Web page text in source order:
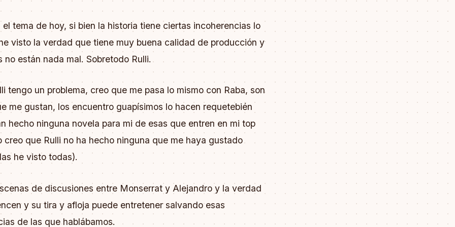
el tema de hoy, si bien la historia tiene ciertas incoherencias lo
visto la verdad que tiene muy buena calidad de producción y
no están nada mal. Sobretodo Rulli.
tengo un problema, creo que me pasa lo mismo con Raba, son
me gustan, los encuentro guapísimos lo hacen requetebién
hecho ninguna novela para mi de esas que entren en mi top
creo que Rulli no ha hecho ninguna que me haya gustado
he visto todas).
de discusiones entre Monserrat y Alejandro y la verdad
y su tira y afloja puede entretener salvando esas
de las que hablábamos.